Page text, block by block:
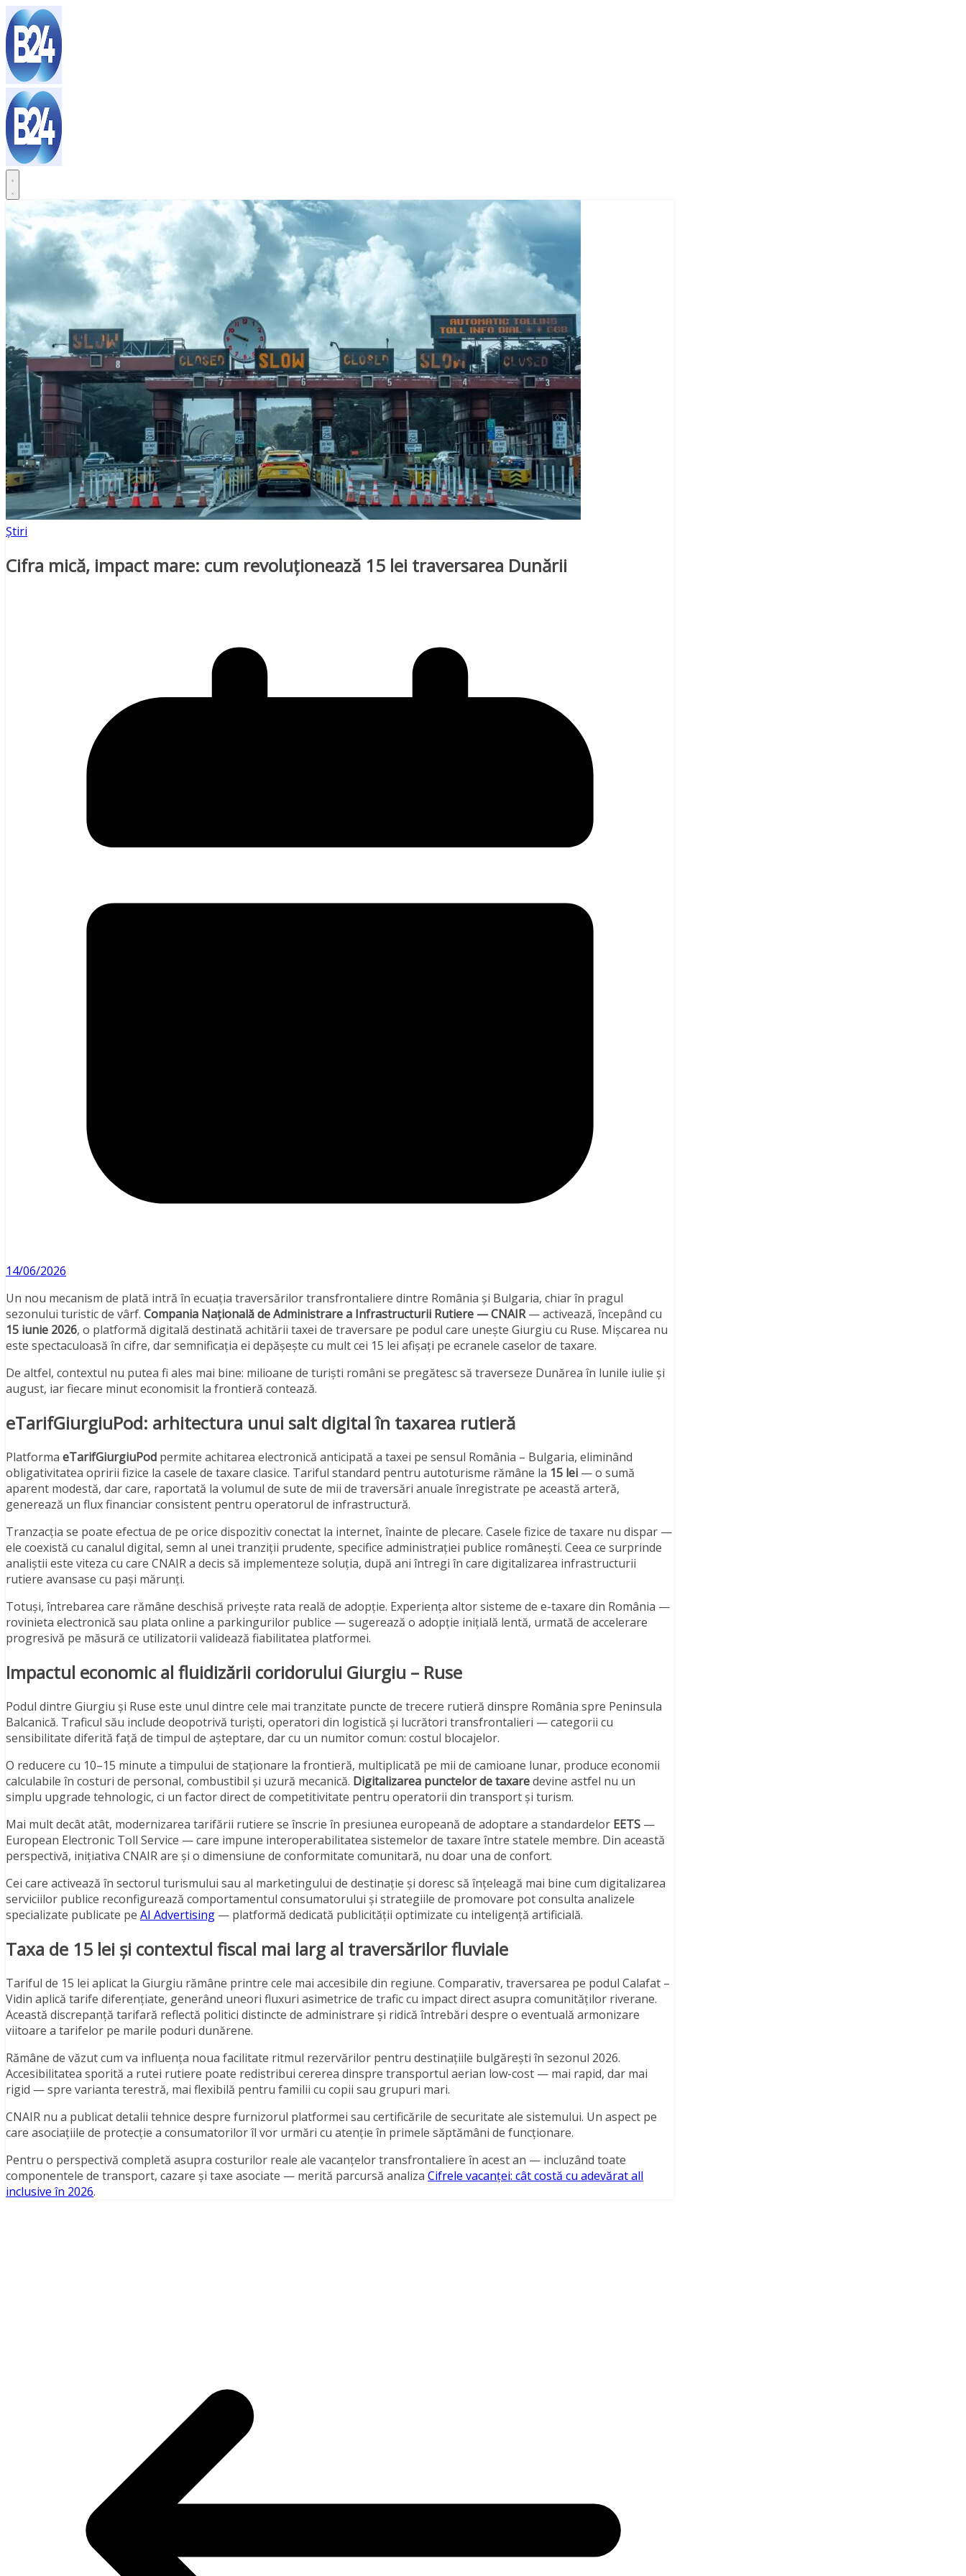
Sari
la
conținut
Știri
Cifra mică, impact mare: cum revoluționează 15 lei traversarea Dunării
14/06/2026
Un nou mecanism de plată intră în ecuația traversărilor transfrontaliere dintre România și Bulgaria, chiar în pragul
sezonului turistic de vârf. Compania Națională de Administrare a Infrastructurii Rutiere — CNAIR— activează, începând cu
15 iunie 2026, o platformă digitală destinată achitării taxei de traversare pe podul care unește Giurgiu cu Ruse. Mișcarea nu
este spectaculoasă în cifre, dar semnificația ei depășește cu mult cei 15 lei afișați pe ecranele caselor de taxare.
De altfel, contextul nu putea fi ales mai bine: milioane de turiști români se pregătesc să traverseze Dunărea în lunile iulie și
august, iar fiecare minut economisit la frontieră contează.
eTarifGiurgiuPod: arhitectura unui salt digital în taxarea rutieră
Platforma eTarifGiurgiuPod permite achitarea electronică anticipată a taxei pe sensul România – Bulgaria, eliminând
obligativitatea opririi fizice la casele de taxare clasice. Tariful standard pentru autoturisme rămâne la 15 lei — o sumă
aparent modestă, dar care, raportată la volumul de sute de mii de traversări anuale înregistrate pe această arteră,
generează un flux financiar consistent pentru operatorul de infrastructură.
Tranzacția se poate efectua de pe orice dispozitiv conectat la internet, înainte de plecare. Casele fizice de taxare nu dispar —
ele coexistă cu canalul digital, semn al unei tranziții prudente, specifice administrației publice românești. Ceea ce surprinde
analiștii este viteza cu care CNAIR a decis să implementeze soluția, după ani întregi în care digitalizarea infrastructurii
rutiere avansase cu pași mărunți.
Totuși, întrebarea care rămâne deschisă privește rata reală de adopție. Experiența altor sisteme de e-taxare din România —
rovinieta electronică sau plata online a parkingurilor publice — sugerează o adopție inițială lentă, urmată de accelerare
progresivă pe măsură ce utilizatorii validează fiabilitatea platformei.
Impactul economic al fluidizării coridorului Giurgiu – Ruse
Podul dintre Giurgiu și Ruse este unul dintre cele mai tranzitate puncte de trecere rutieră dinspre România spre Peninsula
Balcanică. Traficul său include deopotrivă turiști, operatori din logistică și lucrători transfrontalieri — categorii cu
sensibilitate diferită față de timpul de așteptare, dar cu un numitor comun: costul blocajelor.
O reducere cu 10–15 minute a timpului de staționare la frontieră, multiplicată pe mii de camioane lunar, produce economii
calculabile în costuri de personal, combustibil și uzură mecanică. Digitalizarea punctelor de taxaredevine astfel nu un
simplu upgrade tehnologic, ci un factor direct de competitivitate pentru operatorii din transport și turism.
Mai mult decât atât, modernizarea tarifării rutiere se înscrie în presiunea europeană de adoptare a standardelor EETS —
European Electronic Toll Service — care impune interoperabilitatea sistemelor de taxare între statele membre. Din această
perspectivă, inițiativa CNAIR are și o dimensiune de conformitate comunitară, nu doar una de confort.
Cei care activează în sectorul turismului sau al marketingului de destinație și doresc să înțeleagă mai bine cum digitalizarea
serviciilor publice reconfigurează comportamentul consumatorului și strategiile de promovare pot consulta analizele
specializate publicate pe AI Advertising — platformă dedicată publicității optimizate cu inteligență artificială.
Taxa de 15 lei și contextul fiscal mai larg al traversărilor fluviale
Tariful de 15 lei aplicat la Giurgiu rămâne printre cele mai accesibile din regiune. Comparativ, traversarea pe podul Calafat –
Vidin aplică tarife diferențiate, generând uneori fluxuri asimetrice de trafic cu impact direct asupra comunităților riverane.
Această discrepanță tarifară reflectă politici distincte de administrare și ridică întrebări despre o eventuală armonizare
viitoare a tarifelor pe marile poduri dunărene.
Rămâne de văzut cum va influența noua facilitate ritmul rezervărilor pentru destinațiile bulgărești în sezonul 2026.
Accesibilitatea sporită a rutei rutiere poate redistribui cererea dinspre transportul aerian low-cost — mai rapid, dar mai
rigid — spre varianta terestră, mai flexibilă pentru familii cu copii sau grupuri mari.
CNAIR nu a publicat detalii tehnice despre furnizorul platformei sau certificările de securitate ale sistemului. Un aspect pe
care asociațiile de protecție a consumatorilor îl vor urmări cu atenție în primele săptămâni de funcționare.
Pentru o perspectivă completă asupra costurilor reale ale vacanțelor transfrontaliere în acest an — incluzând toate
componentele de transport, cazare și taxe asociate — merită parcursă analiza Cifrele vacanței: cât costă cu adevărat all
inclusive în 2026.